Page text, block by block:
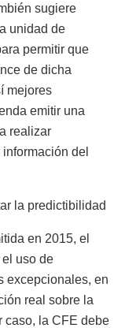
sugiere
unidad de
permitir que
de dicha
mejores
emitir una
realizar
del
la predictibilidad
en 2015, el
uso de
excepcionales, en
real sobre la
caso, la CFE debe